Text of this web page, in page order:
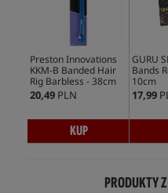
Preston Innovations
KKM-B Banded Hair
Rig Barbless - 38cm
20,49 PLN
KUP
GURU
Bands
10cm
17,99
PRODUKTY